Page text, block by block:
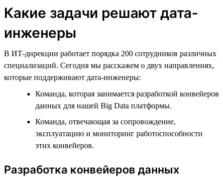
Какие задачи решают дата-
инженеры
В ИТ-дирекции работает порядка 200 сотрудников различных
специализаций. Сегодня мы расскажем о двух направлениях,
которые поддерживают дата-инженеры:
Команда, которая занимается разработкой конвейеров
данных для нашей Big Data платформы.
Команда, отвечающая за сопровождение,
эксплуатацию и мониторинг работоспособности
этих конвейеров.
Разработка конвейеров данных